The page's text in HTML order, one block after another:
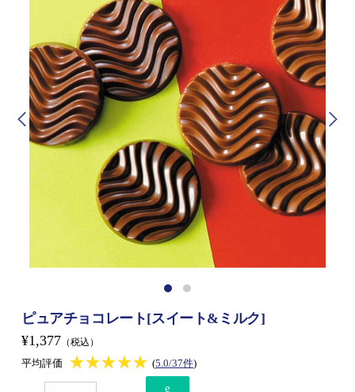
ピュアチョコレート[スイート&ミルク]
¥1,377 （税込）
平均評価 ★★★★★
★★★★★ (5.0/37件)
e